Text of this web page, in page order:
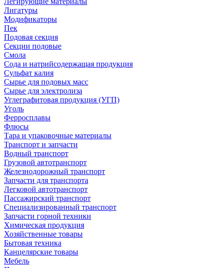
Лигатуры
Модификаторы
Пек
Подовая секция
Секции подовые
Смола
Сода и натрийсодержащая продукция
Сульфат калия
Сырье для подовых масс
Сырье для электролиза
Углеграфитовая продукция (УГП)
Уголь
Ферросплавы
Флюсы
Тара и упаковочные материалы
Транспорт и запчасти
Водный транспорт
Грузовой автотранспорт
Железнодорожный транспорт
Запчасти для транспорта
Легковой автотранспорт
Пассажирский транспорт
Специализированный транспорт
Запчасти горной техники
Химическая продукция
Хозяйственные товары
Бытовая техника
Канцелярские товары
Мебель